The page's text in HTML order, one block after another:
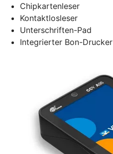
Chipkartenleser
Kontaktlosleser
Unterschriften-Pad
Integrierter Bon-Drucker